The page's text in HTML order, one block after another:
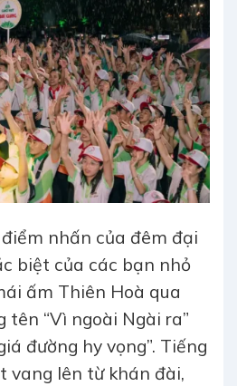
nhấn của đêm đại
biệt của các bạn nhỏ
ấm Thiên Hoà qua
“Vì ngoài Ngài ra”
đường hy vọng”. Tiếng
vang lên từ khán đài,